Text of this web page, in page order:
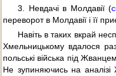
3. Невдачі в Молдавії (
переворот в Молдавії і її
Навіть в таких вкрай
Хмельницькому вдалося
польські війська під
Не зупиняючись на